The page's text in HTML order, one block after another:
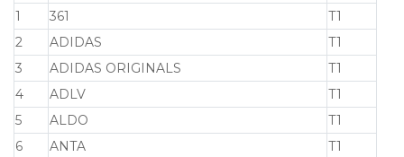
1
361
T1
2
ADIDAS
T1
3
ADIDAS ORIGINALS
T1
4
ADLV
T1
5
ALDO
T1
6
ANTA
T1